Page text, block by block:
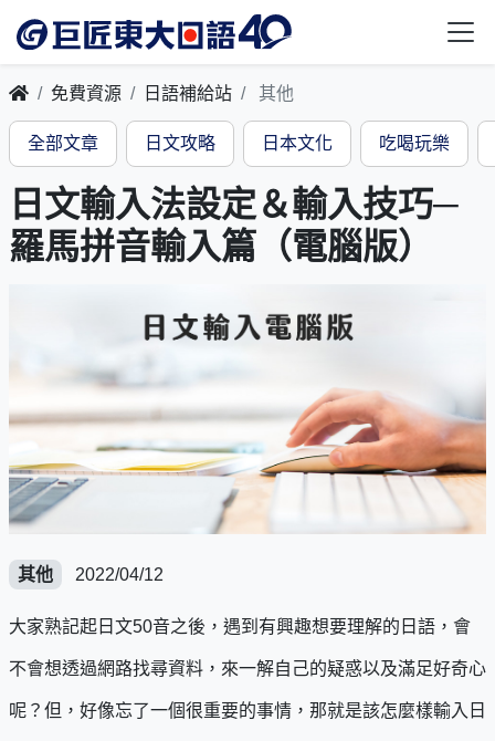
免費資源 日語補給站 其他
全部文章 日文攻略 日本文化 吃喝玩樂
日文輸入法設定＆輸入技巧─
羅馬拼音輸入篇（電腦版）
其他 2022/04/12
大家熟記起日文50音之後，遇到有興趣想要理解的日語，會
不會想透過網路找尋資料，來一解自己的疑惑以及滿足好奇心
呢？但，好像忘了一個很重要的事情，那就是該怎麼樣輸入日